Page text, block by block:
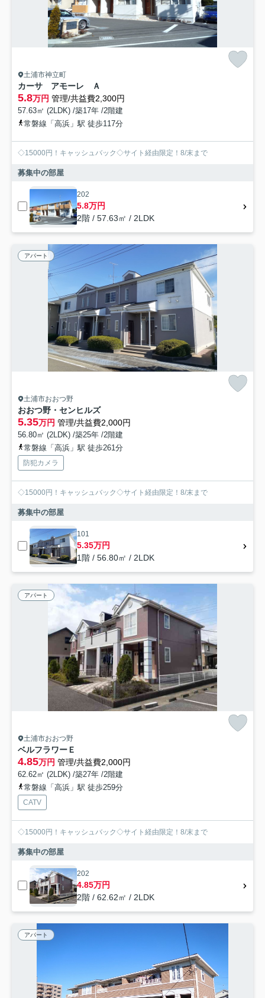
土浦市神立町
カーサ アモーレ Ａ
5.8万円 管理/共益費2,300円
57.63㎡ (2LDK) /築17年 /2階建
常磐線「高浜」駅 徒歩117分
◇15000円！キャッシュバック◇サイト経由限定！8/末まで
募集中の部屋
202
5.8万円
2階 / 57.63㎡ / 2LDK
アパート
土浦市おおつ野
おおつ野・センヒルズ
5.35万円 管理/共益費2,000円
56.80㎡ (2LDK) /築25年 /2階建
常磐線「高浜」駅 徒歩261分
防犯カメラ
◇15000円！キャッシュバック◇サイト経由限定！8/末まで
募集中の部屋
101
5.35万円
1階 / 56.80㎡ / 2LDK
アパート
土浦市おおつ野
ベルフラワーＥ
4.85万円 管理/共益費2,000円
62.62㎡ (2LDK) /築27年 /2階建
常磐線「高浜」駅 徒歩259分
CATV
◇15000円！キャッシュバック◇サイト経由限定！8/末まで
募集中の部屋
202
4.85万円
2階 / 62.62㎡ / 2LDK
アパート